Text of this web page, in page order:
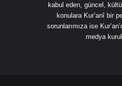
kabul eden, güncel,
konulara Kur’anî bir
sorunlarımıza ise
medya